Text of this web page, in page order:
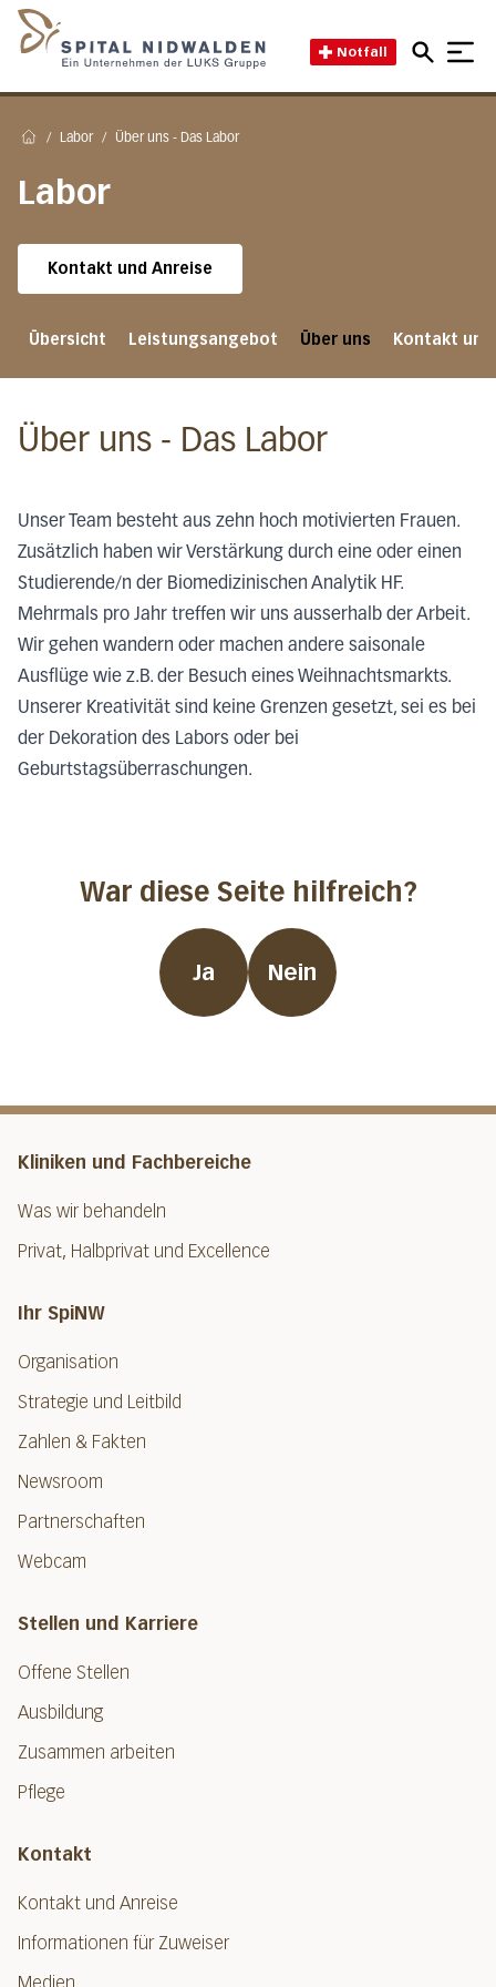
Notfall
/ Labor / Über uns - Das Labor
Labor
Kontakt und Anreise
Übersicht Leistungsangebot Über uns Kontakt und
Über uns - Das Labor
Unser Team besteht aus zehn hoch motivierten Frauen.
Zusätzlich haben wir Verstärkung durch eine oder einen
Studierende/n der Biomedizinischen Analytik HF.
Mehrmals pro Jahr treffen wir uns ausserhalb der Arbeit.
Wir gehen wandern oder machen andere saisonale
Ausflüge wie z.B. der Besuch eines Weihnachtsmarkts.
Unserer Kreativität sind keine Grenzen gesetzt, sei es bei
der Dekoration des Labors oder bei
Geburtstagsüberraschungen.
War diese Seite hilfreich?
Ja Nein
Kliniken und Fachbereiche
Was wir behandeln
Privat, Halbprivat und Excellence
Ihr SpiNW
Organisation
Strategie und Leitbild
Zahlen & Fakten
Newsroom
Partnerschaften
Webcam
Stellen und Karriere
Offene Stellen
Ausbildung
Zusammen arbeiten
Pflege
Kontakt
Kontakt und Anreise
Informationen für Zuweiser